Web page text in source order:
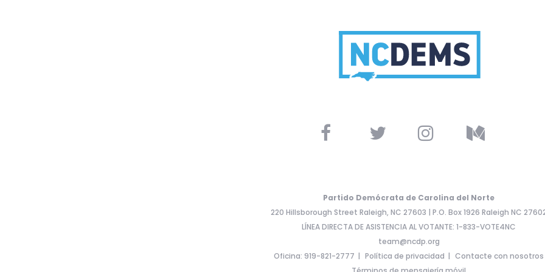
Partido Demócrata de Carolina del Norte
220 Hillsborough Street Raleigh, NC 27603 | P.O. Box 1926 Raleigh NC
LÍNEA DIRECTA DE ASISTENCIA AL VOTANTE: 1-833-VOTE4NC
team@ncdp.org
Oficina: 919-821-2777
Política de privacidad
Contacte con nosotros